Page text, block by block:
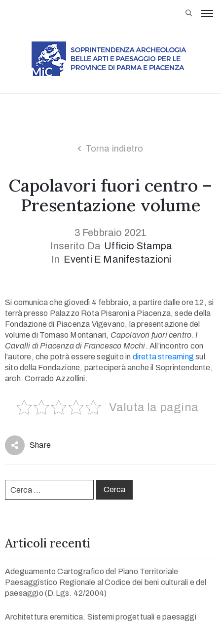
Soprintendenza
Rassegna
stampa
1(617)987-
6543
info@museumwp.com
Policy
of
Use
Torna indietro
Capolavori fuori centro –
Presentazione volume
3 Febbraio 2021
Inserito Da Ufficio Stampa
In Eventi E Manifestazioni
Si comunica che giovedì 4 febbraio, a partire dalle ore 12, si
terrà presso Palazzo Rota Pisaroni a Piacenza, sede della
Fondazione di Piacenza Vigevano, la presentazione del
volume di Tomaso Montanari, Capolavori fuori centro. I
Cavalli di Piacenza di Francesco Mochi. All’incontro con
l’autore, che potrà essere seguito in diretta streaming sul
sito della Fondazione, parteciperà anche il Soprintendente,
arch. Corrado Azzollini.
Valuta la pagina
Share
Articoli recenti
Adeguamento Cartografico del Piano Territoriale
Paesaggistico Regionale al Codice dei beni culturali e del
paesaggio (D.Lgs. 42/2004)
Architettura eremitica. Sistemi progettuali e paesaggi